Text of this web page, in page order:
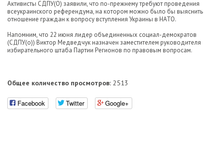
Активисты СДПУ(О) заявили, что по-прежнему требуют проведения
всеукраинского референдума, на котором можно было бы выяснить
отношение граждан к вопросу вступления Украины в НАТО.
Напомним, что 22 июня лидер объединенных социал-демократов
(СДПУ(о)) Виктор Медведчук назначен заместителем руководителя
избирательного штаба Партии Регионов по правовым вопросам.
Общее количество просмотров: 2513
Facebook Twitter Google+